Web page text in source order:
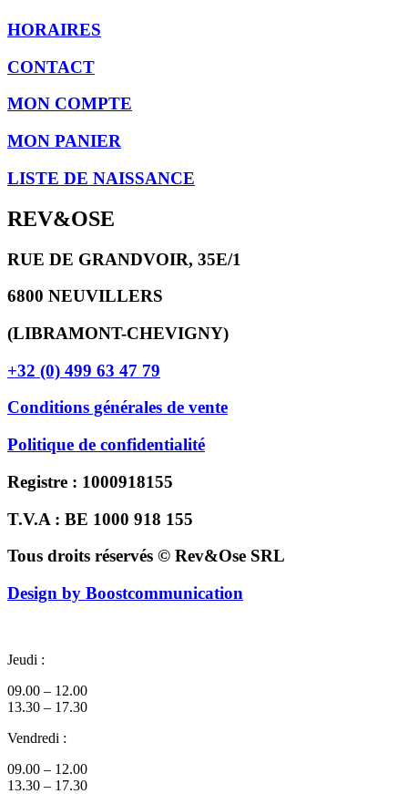
HORAIRES
CONTACT
MON COMPTE
MON PANIER
LISTE DE NAISSANCE
REV&OSE
RUE DE GRANDVOIR, 35E/1
6800 NEUVILLERS
(LIBRAMONT-CHEVIGNY)
+32 (0) 499 63 47 79
Conditions générales de vente
Politique de confidentialité
Registre : 1000918155
T.V.A : BE 1000 918 155
Tous droits réservés © Rev&Ose SRL
Design by Boostcommunication
Jeudi :
09.00 – 12.00
13.30 – 17.30
Vendredi :
09.00 – 12.00
13.30 – 17.30